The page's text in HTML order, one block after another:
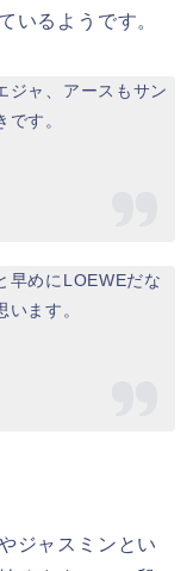
いるようです。
ジャ、アースもサン
す。
早めにLOEWEだな
ます。
ジャスミンとい